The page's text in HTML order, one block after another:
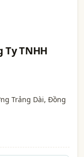
Ty TNHH
Trảng Dài, Đồng